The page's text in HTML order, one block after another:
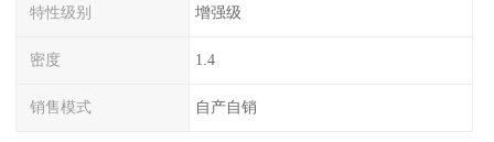
特性级别 增强级
密度 1.4
销售模式 自产自销